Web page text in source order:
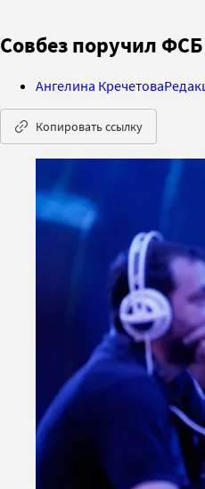
Совбез поручил
Ангелина Кречетова
Копировать ссылку